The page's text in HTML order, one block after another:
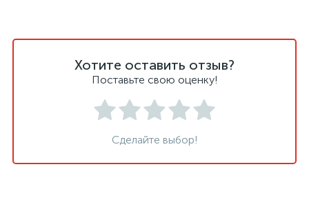
Хотите оставить отзыв?
Поставьте свою оценку!
Сделайте выбор!